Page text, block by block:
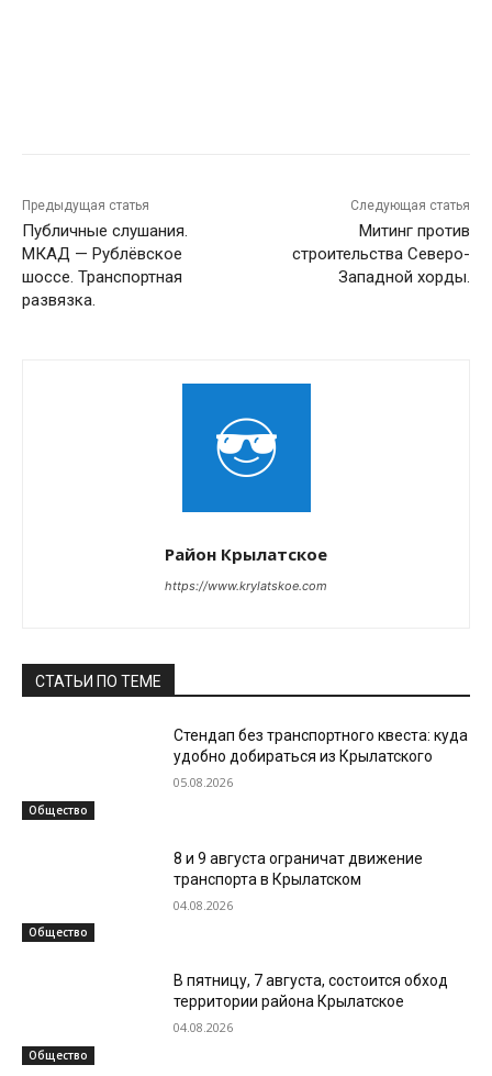
Предыдущая статья
Публичные слушания.
МКАД — Рублёвское
шоссе. Транспортная
развязка.
Следующая статья
Митинг против
строительства Северо-
Западной хорды.
Район Крылатское
https://www.krylatskoe.com
СТАТЬИ ПО ТЕМЕ
Общество
Стендап без транспортного квеста: куда
удобно добираться из Крылатского
05.08.2026
Общество
8 и 9 августа ограничат движение
транспорта в Крылатском
04.08.2026
Общество
В пятницу, 7 августа, состоится обход
территории района Крылатское
04.08.2026